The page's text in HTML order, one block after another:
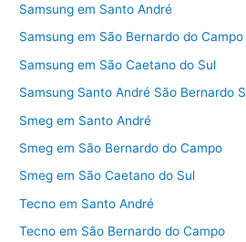
Samsung em Santo André
Samsung em São Bernardo do Campo
Samsung em São Caetano do Sul
Samsung Santo André São Bernardo
Smeg em Santo André
Smeg em São Bernardo do Campo
Smeg em São Caetano do Sul
Tecno em Santo André
Tecno em São Bernardo do Campo